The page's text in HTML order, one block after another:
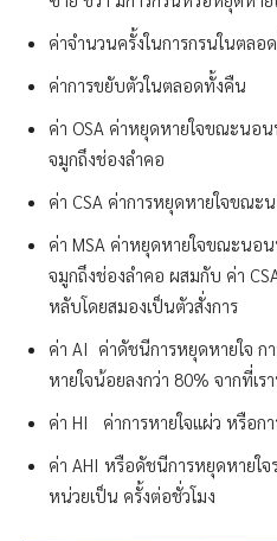
ค่าจำนวนครั้งในการกรนในตลอ
ค่าการขยับตัวในตลอดทั้งคืน
ค่า OSA ค่าหยุดหายใจขณะนอ
จมูกถึงช่องลำคอ
ค่า CSA ค่าการหยุดหายใจขณะ
ค่า MSA ค่าหยุดหายใจขณะนอ
จมูกถึงช่องลำคอ ผสมกับ ค่า
หลับโดยสมองเป็นตัวสั่งการ
ค่า AI ค่าดัชนีการหยุดหายใจ ก
หายใจน้อยลงกว่า 80% จากที่เร
ค่า HI ค่าการหายใจแผ่ว หรือก
ค่า AHI หรือดัชนีการหยุดหายใจ
หน่วยเป็น ครั้งต่อชั่วโมง